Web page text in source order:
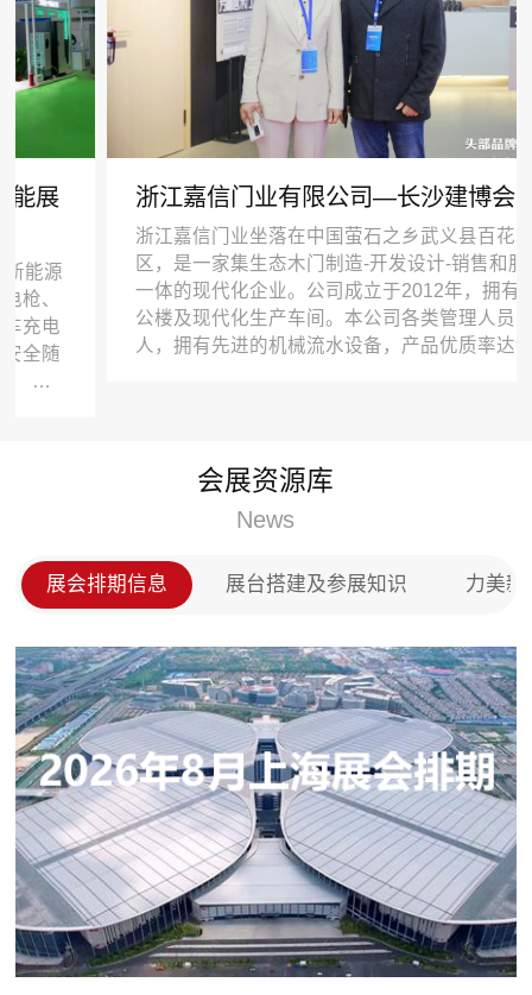
浙江嘉信门业有限公司—长沙建博会
浙江嘉信门业坐落在中国萤石之乡武义县百花山工业
区，是一家集生态木门制造-开发设计-销售和服务于
一体的现代化企业。公司成立于2012年，拥有标准办
公楼及现代化生产车间。本公司各类管理人员179
人，拥有先进的机械流水设备，产品优质率达95%以
户的称赞，在全国木门以及全屋定制市场上占领了一
会展资源库
News
展会排期信息 展台搭建及参展知识 力美新